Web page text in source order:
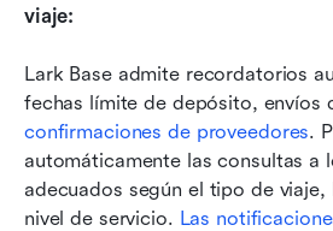
viaje:
Lark Base admite recordatorios
confirmaciones de proveedores.
automáticamente las consultas a
adecuados según el tipo de
nivel de servicio. Las